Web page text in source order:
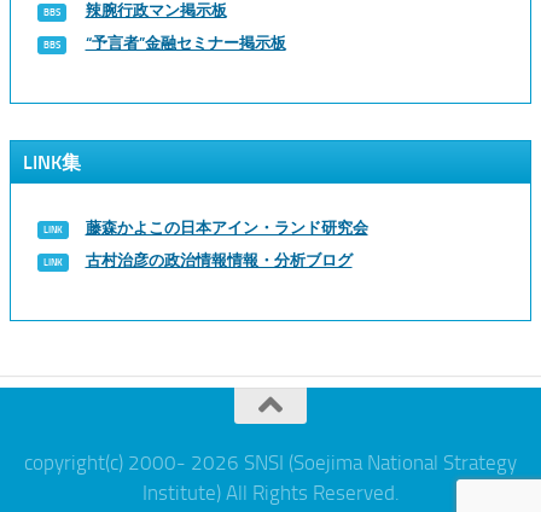
辣腕行政マン掲示板
“予言者”金融セミナー掲示板
LINK集
藤森かよこの日本アイン・ランド研究会
古村治彦の政治情報情報・分析ブログ
copyright(c) 2000- 2026 SNSI (Soejima National Strategy
Institute) All Rights Reserved.